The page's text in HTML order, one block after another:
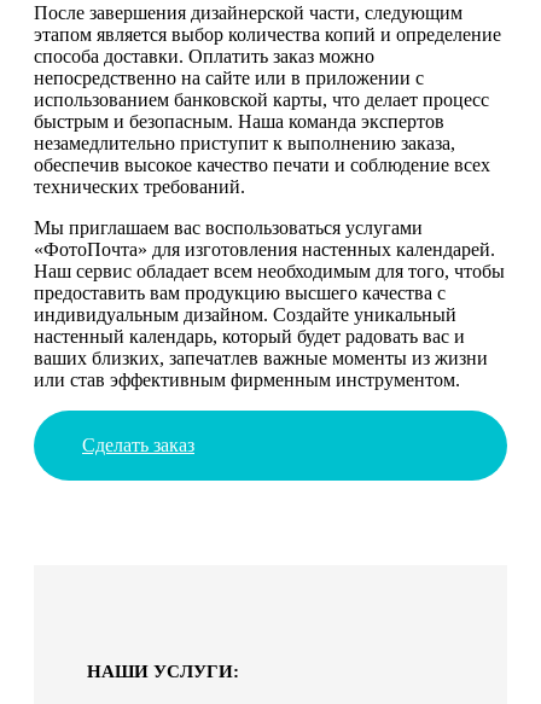
После завершения дизайнерской части, следующим
этапом является выбор количества копий и определение
способа доставки. Оплатить заказ можно
непосредственно на сайте или в приложении с
использованием банковской карты, что делает процесс
быстрым и безопасным. Наша команда экспертов
незамедлительно приступит к выполнению заказа,
обеспечив высокое качество печати и соблюдение всех
технических требований.
Мы приглашаем вас воспользоваться услугами
«ФотоПочта» для изготовления настенных календарей.
Наш сервис обладает всем необходимым для того, чтобы
предоставить вам продукцию высшего качества с
индивидуальным дизайном. Создайте уникальный
настенный календарь, который будет радовать вас и
ваших близких, запечатлев важные моменты из жизни
или став эффективным фирменным инструментом.
Сделать заказ
НАШИ УСЛУГИ: